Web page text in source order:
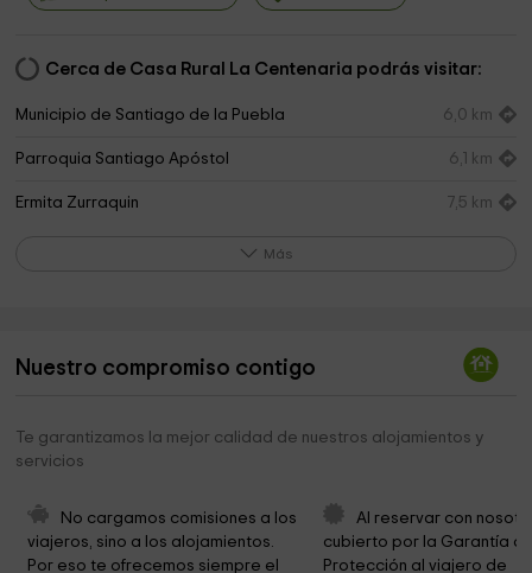
Cerca de Casa Rural La Centenaria podrás visitar:
Municipio de Santiago de la Puebla 6,0 km
Parroquia Santiago Apóstol 6,1 km
Ermita Zurraquin 7,5 km
Ayuntamiento de Cabezas del Villar
Municipal Macotera Park 9,0 km
Ayuntamiento de Macotera
Iglesia de Nuestra Señora del Castillo
Ermita del Cristo de las Batallas
Más
Nuestro compromiso contigo
Te garantizamos la mejor calidad de nuestros alojamientos y
servicios
No cargamos comisiones a los
viajeros, sino a los alojamientos.
Por eso te ofrecemos siempre el
Al reservar con
cubierto por la Garantía
Protección al viajero de